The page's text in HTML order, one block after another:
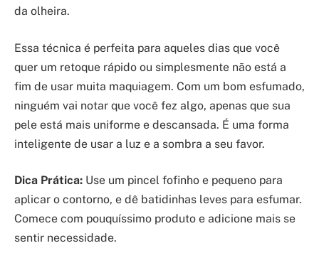
da olheira.
Essa técnica é perfeita para aqueles dias que você
quer um retoque rápido ou simplesmente não está a
fim de usar muita maquiagem. Com um bom esfumado,
ninguém vai notar que você fez algo, apenas que sua
pele está mais uniforme e descansada. É uma forma
inteligente de usar a luz e a sombra a seu favor.
Dica Prática: Use um pincel fofinho e pequeno para
aplicar o contorno, e dê batidinhas leves para esfumar.
Comece com pouquíssimo produto e adicione mais se
sentir necessidade.